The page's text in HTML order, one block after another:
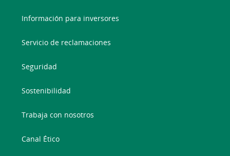
Información para inversores
Servicio de reclamaciones
Seguridad
Sostenibilidad
Trabaja con nosotros
Canal Ético